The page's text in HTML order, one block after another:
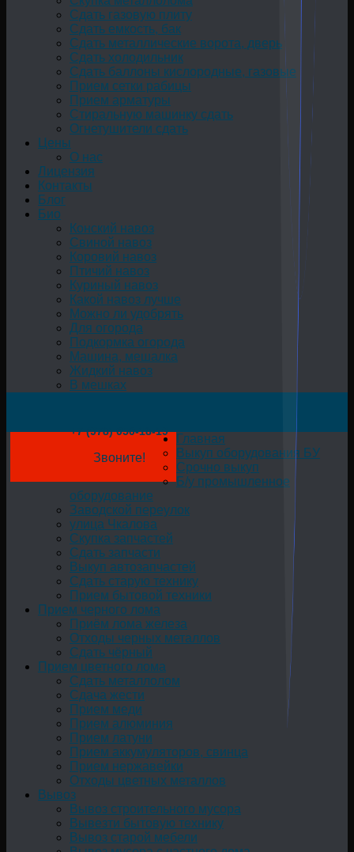
Сдать газовую плиту
Сдать емкость, бак
Cдать металлические ворота, дверь
Сдать холодильник
Сдать баллоны кислородные, газовые
Прием сетки рабицы
Прием арматуры
Стиральную машинку сдать
Огнетушители сдать
Цены
О нас
Лицензия
Контакты
Блог
Био
Конский навоз
Свиной навоз
Коровий навоз
Птичий навоз
Куриный навоз
Какой навоз лучше
Можно ли удобрять
Для огорода
Подкормка огорода
Машина, мешалка
Жидкий навоз
В мешках
+7 (978) 050-18-19
Звоните!
Главная
Выкуп оборудования БУ
Срочно выкуп
Б/у промышленное
оборудование
Заводской переулок
улица Чкалова
Скупка запчастей
Сдать запчасти
Выкуп автозапчастей
Сдать старую технику
Прием бытовой техники
Прием черного лома
Приём лома железа
Отходы черных металлов
Сдать чёрный
Прием цветного лома
Сдать металлолом
Сдача жести
Прием меди
Прием алюминия
Прием латуни
Прием аккумуляторов, свинца
Прием нержавейки
Отходы цветных металлов
Вывоз
Вывоз строительного мусора
Вывезти бытовую технику
Вывоз старой мебели